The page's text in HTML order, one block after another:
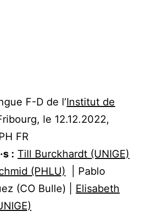
F-D de l’Institut de
le 12.12.2022,
FR
: Till Burckhardt (UNIGE)
(PHLU) | Pablo
(CO Bulle) | Elisabeth